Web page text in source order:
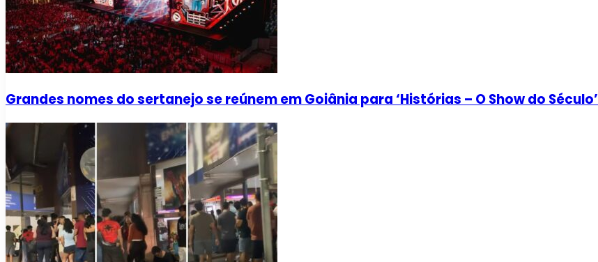
Grandes nomes do sertanejo se reúnem em Goiânia para ‘Histórias – O Show do Século’